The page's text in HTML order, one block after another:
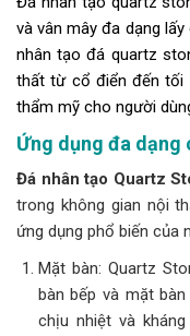
và vân mây đa dạng
nhân tạo đá quartz
thất từ cổ điển đến tối
thẩm mỹ cho người
Ứng dụng đa dạng
Đá nhân tạo Quartz
trong không gian nội
ứng dụng phổ biến của
Mặt bàn: Quartz
bàn bếp và mặt
chịu nhiệt và